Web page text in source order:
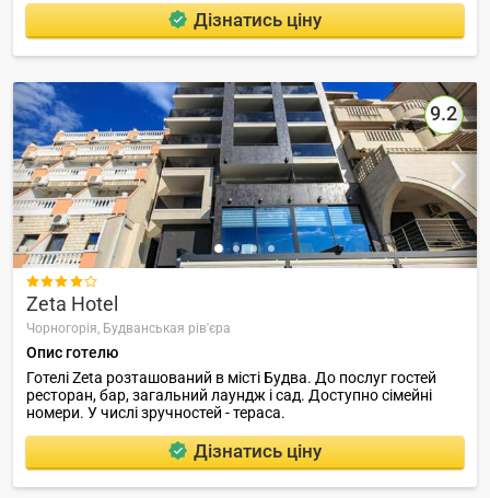
Дізнатись ціну
9.2

Zeta Hotel
Чорногорія, Будванськая рів'єра
Опис готелю
Готелі Zeta розташований в місті Будва. До послуг гостей
ресторан, бар, загальний лаундж і сад. Доступно сімейні
номери. У числі зручностей - тераса.
Дізнатись ціну